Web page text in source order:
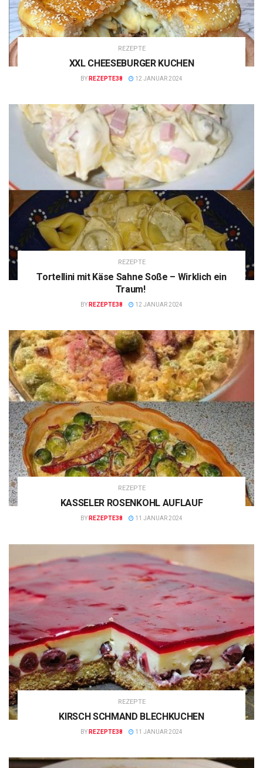
REZEPTE
XXL CHEESEBURGER KUCHEN
BY REZEPTE38 12 JANUAR 2024
REZEPTE
Tortellini mit Käse Sahne Soße – Wirklich ein
Traum!
BY REZEPTE38 12 JANUAR 2024
REZEPTE
KASSELER ROSENKOHL AUFLAUF
BY REZEPTE38 11 JANUAR 2024
REZEPTE
KIRSCH SCHMAND BLECHKUCHEN
BY REZEPTE38 11 JANUAR 2024